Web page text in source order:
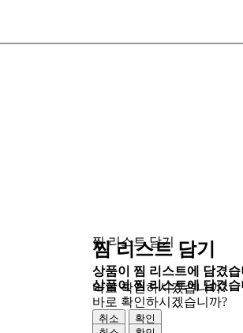
찜 리스트 담기
상품이 찜 리스트에 담겼
바로 확인하시겠습니까?
취소
확인
찜 리스트 담기
상품이 찜 리스트에 담겼
바로 확인하시겠습니까?